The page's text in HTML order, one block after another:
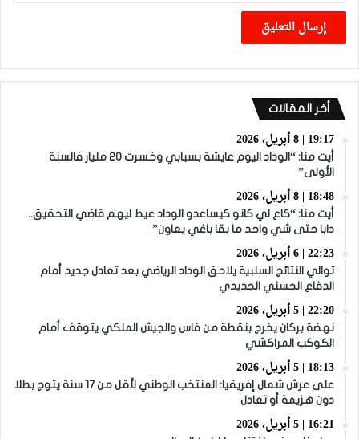
أخر المقالات
19:17 | 8 أبريل، 2026
أيت منا: “الوداد اليوم عايشة بسبابي وخسرت 20 مليار فالسنة
الأولى”
18:48 | 8 أبريل، 2026
أيت منا: “كاع لي كانو كيساعدو الوداد عيط ليهم قاضي التحقيق..
دابا حتى شي واحد ما بقا باغي يعاون”
22:23 | 6 أبريل، 2026
توالي النتائج السلبية يلاحق الوداد الرياضي بعد تعادل جديد أمام
الدفاع الحسني الجديدي
22:20 | 5 أبريل، 2026
نهضة بركان يخرج بنقطة من فاس والجيش الملكي يتوقف أمام
الكوكب المراكشي
18:13 | 5 أبريل، 2026
على عرش شمال إفريقيا: المنتخب الوطني لأقل من 17 سنة يتوج بطلا
دون هزيمة أو تعادل
16:21 | 5 أبريل، 2026